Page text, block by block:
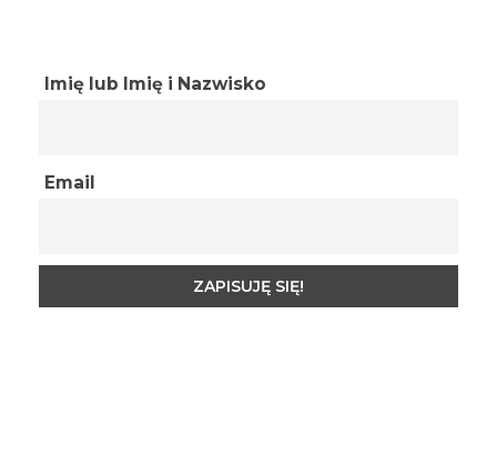
Imię lub Imię i Nazwisko
Email